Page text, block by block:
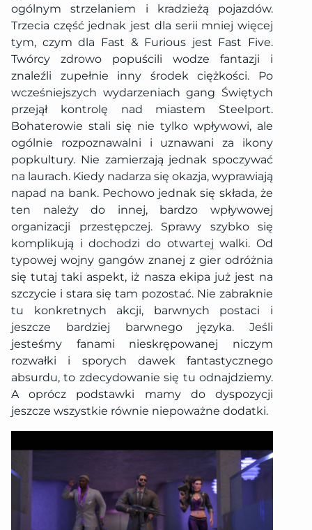
ogólnym strzelaniem i kradzieżą pojazdów.
Trzecia część jednak jest dla serii mniej więcej
tym, czym dla Fast & Furious jest Fast Five.
Twórcy zdrowo popuścili wodze fantazji i
znaleźli zupełnie inny środek ciężkości. Po
wcześniejszych wydarzeniach gang Świętych
przejął kontrolę nad miastem Steelport.
Bohaterowie stali się nie tylko wpływowi, ale
ogólnie rozpoznawalni i uznawani za ikony
popkultury. Nie zamierzają jednak spoczywać
na laurach. Kiedy nadarza się okazja, wyprawiają
napad na bank. Pechowo jednak się składa, że
ten należy do innej, bardzo wpływowej
organizacji przestępczej. Sprawy szybko się
komplikują i dochodzi do otwartej walki. Od
typowej wojny gangów znanej z gier odróżnia
się tutaj taki aspekt, iż nasza ekipa już jest na
szczycie i stara się tam pozostać. Nie zabraknie
tu konkretnych akcji, barwnych postaci i
jeszcze bardziej barwnego języka. Jeśli
jesteśmy fanami nieskrępowanej niczym
rozwałki i sporych dawek fantastycznego
absurdu, to zdecydowanie się tu odnajdziemy.
A oprócz podstawki mamy do dyspozycji
jeszcze wszystkie równie niepoważne dodatki.